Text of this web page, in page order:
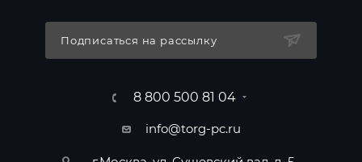
Подписаться на рассылку
8 800 500 81 04
info@torg-pc.ru